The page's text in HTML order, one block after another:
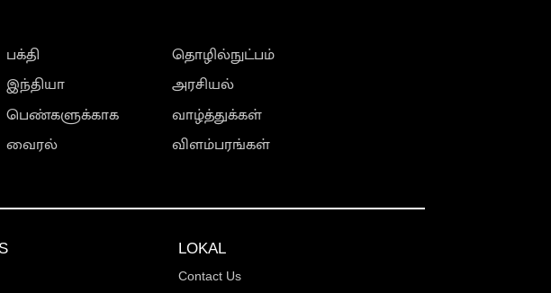
பக்தி
இந்தியா
பெண்களுக்காக
வைரல்
தொழில்நுட்பம்
அரசியல்
வாழ்த்துக்கள்
விளம்பரங்கள்
LOKAL
Contact Us